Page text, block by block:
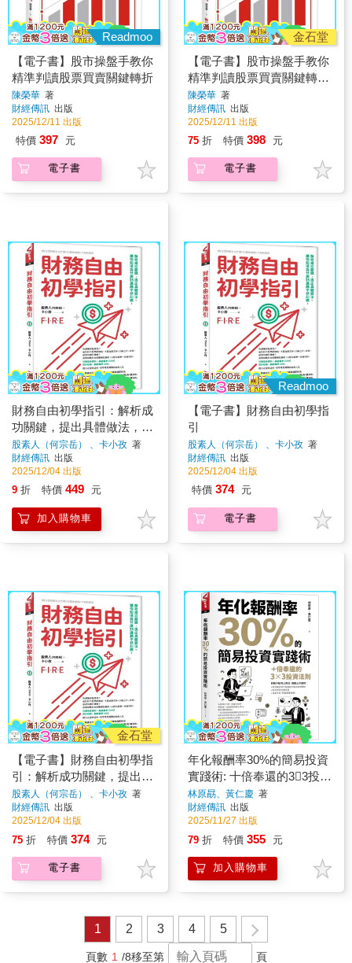
Readmoo
【電子書】股市操盤手教你
精準判讀股票買賣關鍵轉折
陳榮華 著
財經傳訊 出版
2025/12/11 出版
特價 397 元
電子書
金石堂
【電子書】股市操盤手教你
精準判讀股票買賣關鍵轉
折：用艾略特波浪理論、黃
金切割與諧波打造高勝率投
資系統
陳榮華 著
財經傳訊 出版
2025/12/11 出版
75 折 特價 398 元
電子書
財務自由初學指引：解析成
功關鍵，提出具體做法，讓
你知道為什麼35歲躺平非幻
想
股素人（何宗岳） 、卡小孜 著
財經傳訊 出版
2025/12/04 出版
9 折 特價 449 元
加入購物車
Readmoo
【電子書】財務自由初學指
引
股素人（何宗岳） 、卡小孜 著
財經傳訊 出版
2025/12/04 出版
特價 374 元
電子書
金石堂
【電子書】財務自由初學指
引：解析成功關鍵，提出具
體做法。讓你知道為什麼35
歲躺平非幻想。
股素人（何宗岳） 、卡小孜 著
財經傳訊 出版
2025/12/04 出版
75 折 特價 374 元
電子書
年化報酬率30%的簡易投資
實踐術: 十倍奉還的33投資
法則
林原勗、黃仁慶 著
財經傳訊 出版
2025/11/27 出版
79 折 特價 355 元
加入購物車
1 2 3 4 5
頁數 1 /8移至第 頁